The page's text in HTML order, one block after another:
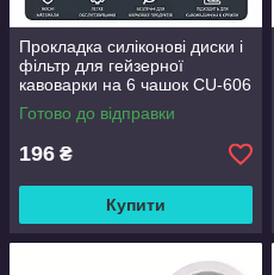
Прокладка силіконові диски і
фільтр для гейзерної
кавоварки на 6 чашок CU-606
Готово до відправки
196 ₴
Купити